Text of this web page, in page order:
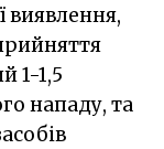
виявлення,
1-1,5
нападу, та